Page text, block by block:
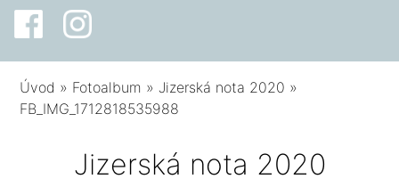
Úvod » Fotoalbum » Jizerská nota 2020 »
FB_IMG_1712818535988
Jizerská nota 2020